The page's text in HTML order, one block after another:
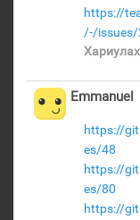
https://
/-/issues/
Хариулах
Emmanuel
https://
es/48
https://
es/80
https://